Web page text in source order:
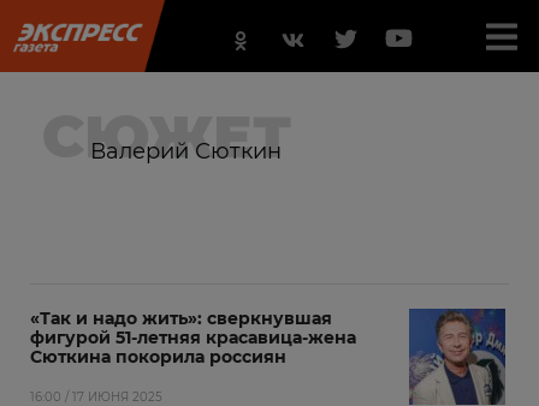
СЮЖЕТ
Валерий Сюткин
«Так и надо жить»: сверкнувшая
фигурой 51-летняя красавица-жена
Сюткина покорила россиян
16:00 / 17 ИЮНЯ 2025